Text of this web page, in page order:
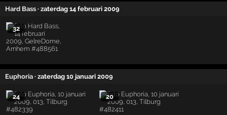
Hard Bass · zaterdag 14 februari 2009
32
Euphoria · zaterdag 10 januari 2009
24 20